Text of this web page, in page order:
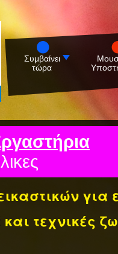
Συμβαίνει
τώρα
για
τεχνικές